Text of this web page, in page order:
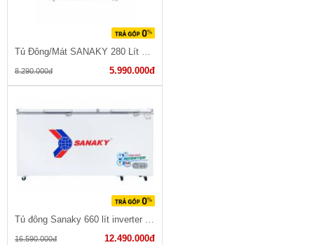
Tủ Đông/Mát SANAKY 280 Lít VH-2899W1
8.290.000đ 5.990.000đ
Tủ đông Sanaky 660 lít inverter VH-6699HY3
16.590.000đ 12.490.000đ